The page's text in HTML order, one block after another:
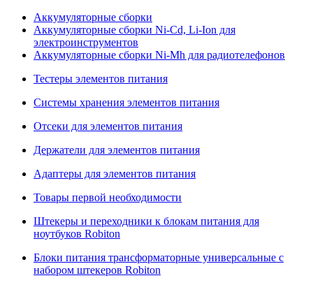
Аккумуляторные сборки
Аккумуляторные сборки Ni-Cd, Li-Ion для
электроинструментов
Аккумуляторные сборки Ni-Mh для радиотелефонов
Тестеры элементов питания
Системы хранения элементов питания
Отсеки для элементов питания
Держатели для элементов питания
Адаптеры для элементов питания
Товары первой необходимости
Штекеры и переходники к блокам питания для
ноутбуков Robiton
Блоки питания трансформаторные универсальные с
набором штекеров Robiton